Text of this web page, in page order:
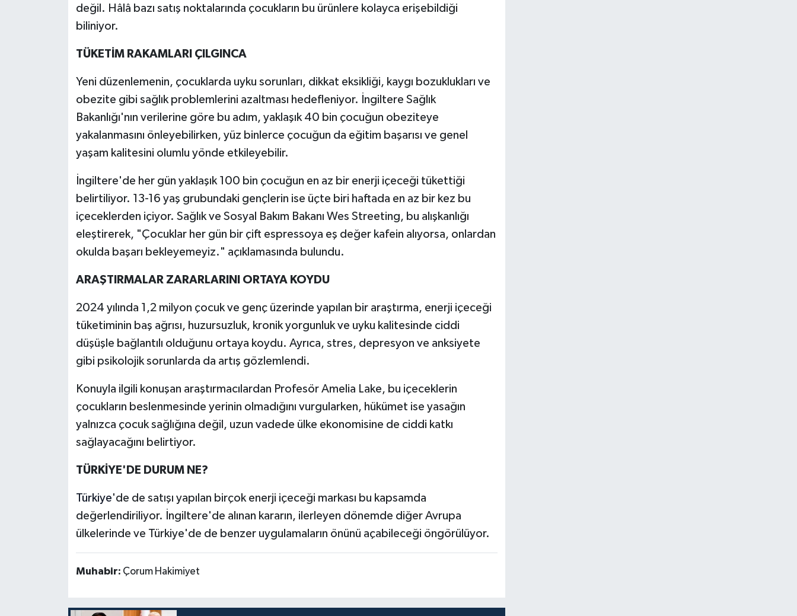
değil. Hâlâ bazı satış noktalarında çocukların bu ürünlere kolayca erişebildiği
biliniyor.
TÜKETİM RAKAMLARI ÇILGINCA
Yeni düzenlemenin, çocuklarda uyku sorunları, dikkat eksikliği, kaygı bozuklukları ve
obezite gibi sağlık problemlerini azaltması hedefleniyor. İngiltere Sağlık
Bakanlığı'nın verilerine göre bu adım, yaklaşık 40 bin çocuğun obeziteye
yakalanmasını önleyebilirken, yüz binlerce çocuğun da eğitim başarısı ve genel
yaşam kalitesini olumlu yönde etkileyebilir.
İngiltere'de her gün yaklaşık 100 bin çocuğun en az bir enerji içeceği tükettiği
belirtiliyor. 13-16 yaş grubundaki gençlerin ise üçte biri haftada en az bir kez bu
içeceklerden içiyor. Sağlık ve Sosyal Bakım Bakanı Wes Streeting, bu alışkanlığı
eleştirerek, "Çocuklar her gün bir çift espressoya eş değer kafein alıyorsa, onlardan
okulda başarı bekleyemeyiz." açıklamasında bulundu.
ARAŞTIRMALAR ZARARLARINI ORTAYA KOYDU
2024 yılında 1,2 milyon çocuk ve genç üzerinde yapılan bir araştırma, enerji içeceği
tüketiminin baş ağrısı, huzursuzluk, kronik yorgunluk ve uyku kalitesinde ciddi
düşüşle bağlantılı olduğunu ortaya koydu. Ayrıca, stres, depresyon ve anksiyete
gibi psikolojik sorunlarda da artış gözlemlendi.
Konuyla ilgili konuşan araştırmacılardan Profesör Amelia Lake, bu içeceklerin
çocukların beslenmesinde yerinin olmadığını vurgularken, hükümet ise yasağın
yalnızca çocuk sağlığına değil, uzun vadede ülke ekonomisine de ciddi katkı
sağlayacağını belirtiyor.
TÜRKİYE'DE DURUM NE?
Türkiye'de de satışı yapılan birçok enerji içeceği markası bu kapsamda
değerlendiriliyor. İngiltere'de alınan kararın, ilerleyen dönemde diğer Avrupa
ülkelerinde ve Türkiye'de de benzer uygulamaların önünü açabileceği öngörülüyor.
Muhabir: Çorum Hakimiyet